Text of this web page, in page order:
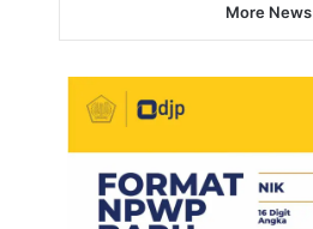
More News